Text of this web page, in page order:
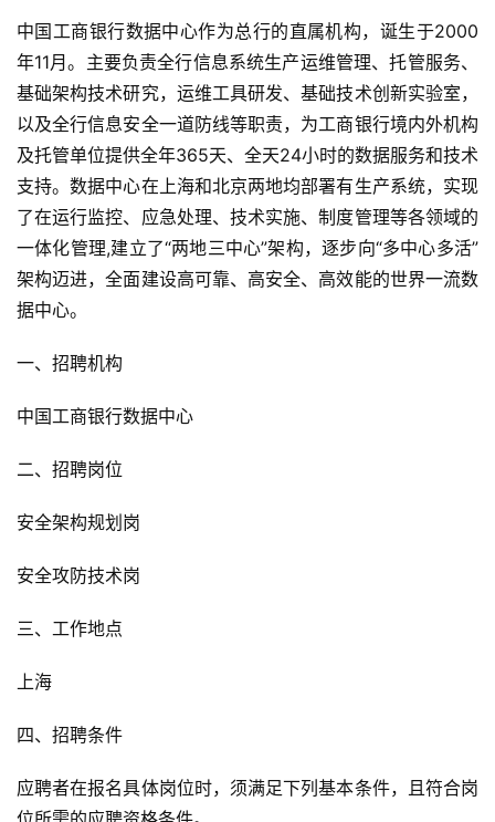
中国工商银行数据中心作为总行的直属机构，诞生于2000
年11月。主要负责全行信息系统生产运维管理、托管服务、
基础架构技术研究，运维工具研发、基础技术创新实验室，
以及全行信息安全一道防线等职责，为工商银行境内外机构
及托管单位提供全年365天、全天24小时的数据服务和技术
支持。数据中心在上海和北京两地均部署有生产系统，实现
了在运行监控、应急处理、技术实施、制度管理等各领域的
一体化管理,建立了“两地三中心”架构，逐步向“多中心多活”
架构迈进，全面建设高可靠、高安全、高效能的世界一流数
据中心。
一、招聘机构
中国工商银行数据中心
二、招聘岗位
安全架构规划岗
安全攻防技术岗
三、工作地点
上海
四、招聘条件
应聘者在报名具体岗位时，须满足下列基本条件，且符合岗